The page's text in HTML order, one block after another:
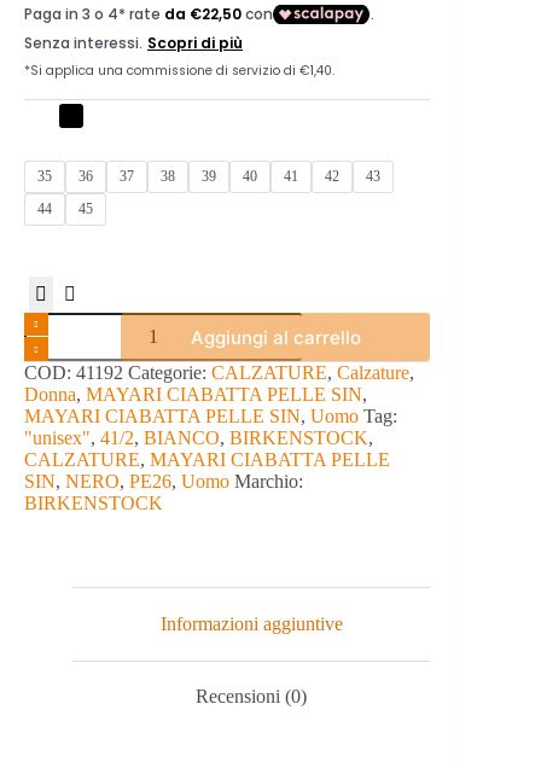
35 36 37 38 39 40 41 42
43
44
45
MAYARI
CIABATTA
PELLE
SIN
-
BIRKENSTOCK
quantità
Aggiungi al carrello
COD: 41192 Categorie: CALZATURE, Calzature,
Donna, MAYARI CIABATTA PELLE SIN,
MAYARI CIABATTA PELLE SIN, Uomo Tag:
"unisex", 41/2, BIANCO, BIRKENSTOCK,
CALZATURE, MAYARI CIABATTA PELLE
SIN, NERO, PE26, Uomo Marchio:
BIRKENSTOCK
Informazioni aggiuntive
Recensioni (0)